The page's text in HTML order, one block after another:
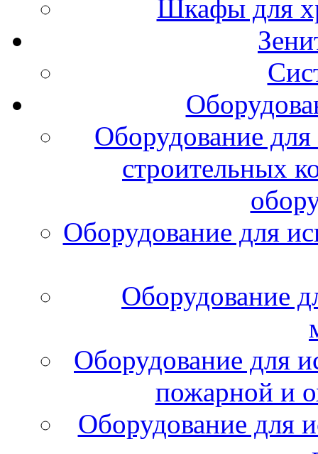
Шкафы для
Оборудование
строительных
Оборудование для
Оборудование
Оборудование для
пожарной и
Оборудование для